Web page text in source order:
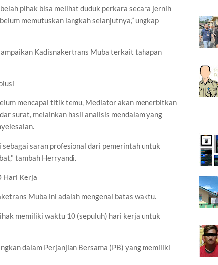
pihak bisa melihat duduk perkara secara jernih
memutuskan langkah selanjutnya,” ungkap
Kadisnakertrans Muba terkait tahapan
mencapai titik temu, Mediator akan menerbitkan
surat, melainkan hasil analisis mendalam yang
saran profesional dari pemerintah untuk
tambah Herryandi.
Hari Kerja
Muba ini adalah mengenai batas waktu.
memiliki waktu 10 (sepuluh) hari kerja untuk
dalam Perjanjian Bersama (PB) yang memiliki